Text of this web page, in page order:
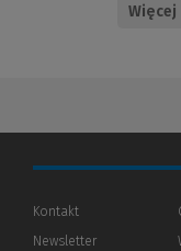
Więcej
Kontakt
Newsletter